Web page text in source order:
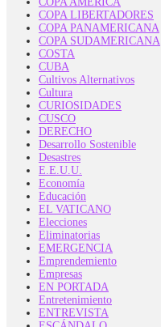
COPA LIBERTADORES
COPA PANAMERICANA
COPA SUDAMERICANA
COSTA
CUBA
Cultivos Alternativos
Cultura
CURIOSIDADES
CUSCO
DERECHO
Desarrollo Sostenible
Desastres
E.E.U.U.
Economía
Educación
EL VATICANO
Elecciones
Eliminatorias
EMERGENCIA
Emprendemiento
Empresas
EN PORTADA
Entretenimiento
ENTREVISTA